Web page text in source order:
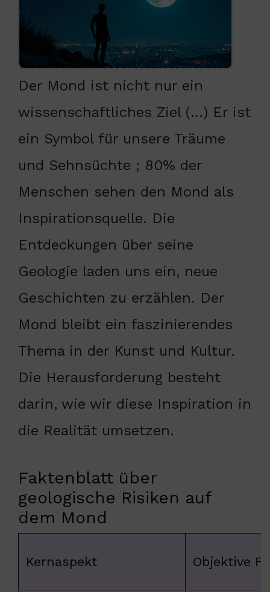
Der Mond ist nicht nur ein
wissenschaftliches Ziel (…) Er ist
ein Symbol für unsere Träume
und Sehnsüchte ; 80% der
Menschen sehen den Mond als
Inspirationsquelle. Die
Entdeckungen über seine
Geologie laden uns ein, neue
Geschichten zu erzählen. Der
Mond bleibt ein faszinierendes
Thema in der Kunst und Kultur.
Die Herausforderung besteht
darin, wie wir diese Inspiration in
die Realität umsetzen.
Faktenblatt über
geologische Risiken auf
dem Mond
Kernaspekt Objektive